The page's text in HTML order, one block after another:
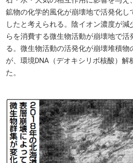
鉱物の化学的風化が崩壊地で活発化し
したと考えられる。陰イオン濃度が
らを消費する微生物活動が崩壊地で
る。微生物活動の活発化が崩壊堆積物
が、環境DNA（デオキシリボ核酸）
た。